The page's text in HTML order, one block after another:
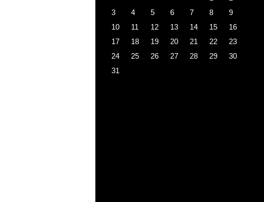
3
4 5 6 7 8
9
10
11 12 13 14 15
16
17
18 19 20 21 22
23
24
25 26 27 28 29
30
31